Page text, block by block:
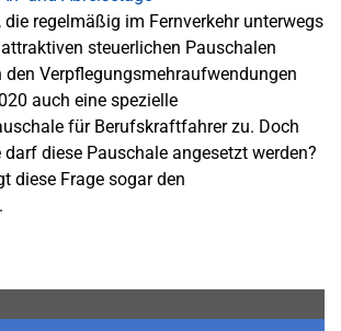
regelmäßig im Fernverkehr unterwegs
steuerlichen Pauschalen
den Verpflegungsmehraufwendungen
auch eine spezielle
für Berufskraftfahrer zu. Doch
diese Pauschale angesetzt werden?
diese Frage sogar den